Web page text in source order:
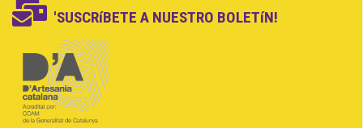
'SUSCRíBETE A NUESTRO BOLETíN!